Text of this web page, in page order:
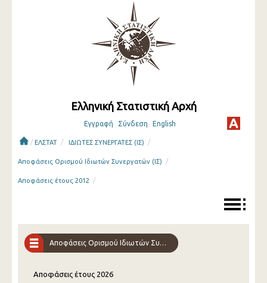
Ελληνική Στατιστική Αρχή
Εγγραφή Σύνδεση English
/ ΕΛΣΤΑΤ / ΙΔΙΩΤΕΣ ΣΥΝΕΡΓΑΤΕΣ (ΙΣ) /
Αποφάσεις Ορισμού Ιδιωτών Συνεργατών (ΙΣ) /
Αποφάσεις έτους 2012 /
Αποφάσεις Ορισμού Ιδιωτών Συνεργατών
Αποφάσεις έτους 2026